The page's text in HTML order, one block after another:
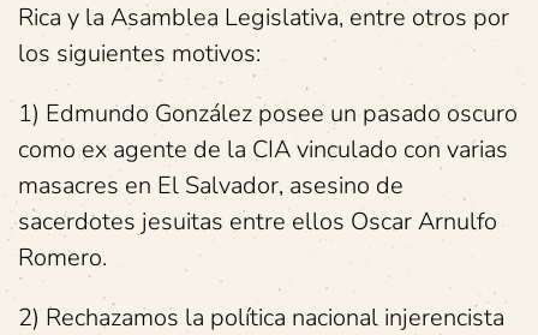
Rica y la Asamblea Legislativa, entre otros por
los siguientes motivos:
1) Edmundo González posee un pasado oscuro
como ex agente de la CIA vinculado con varias
masacres en El Salvador, asesino de
sacerdotes jesuitas entre ellos Oscar Arnulfo
Romero.
2) Rechazamos la política nacional injerencista